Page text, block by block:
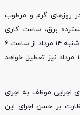
روزهای گرم و مرطوب
برق، ساعت کاری
کلیه ادارات و بانک‌های استان گیلان در روز سه‌شنبه ۱۴ مرداد از ساعت ۶
صبح تا ۱۰ صبح تعیین شده و روز چهارشنبه ۱۵ مرداد نیز تعطیل خواهد
اجرایی موظف به اجرای
بر حسن اجرای این